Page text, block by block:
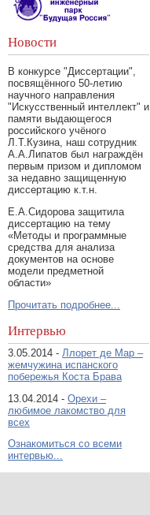
Новости
В конкурсе "Диссертации",
посвящённого 50-летию
научного направления
"Искусственный интеллект" и
памяти выдающегося
российского учёного
Л.Т.Кузина, наш сотрудник
А.А.Липатов был награждён
первым призом и дипломом
за недавно защищенную
диссертацию к.т.н.
Е.А.Сидорова защитила
диссертацию на тему
«Методы и программные
средства для анализа
документов на основе
модели предметной
области»
Прочитать подробнее...
Интервью
3.05.2014 - Ллорет де Мар –
жемчужина испанского
побережья Коста Брава
13.04.2014 - Орехи –
любимое лакомство для
всех
Ознакомиться со всеми
интервью...